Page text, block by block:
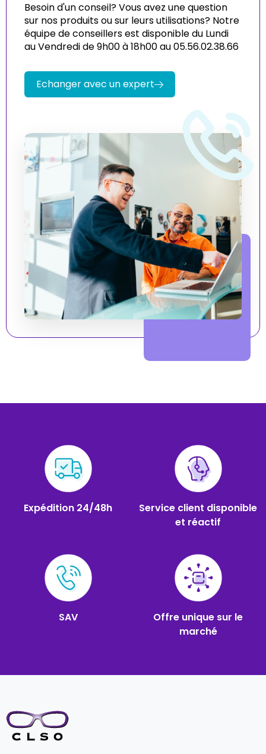
Besoin d'un conseil? Vous avez une question
sur nos produits ou sur leurs utilisations? Notre
équipe de conseillers est disponible du Lundi
au Vendredi de 9h00 à 18h00 au 05.56.02.38.66
Echanger avec un expert
Expédition 24/48h
Service client disponible
et réactif
SAV
Offre unique sur le
marché